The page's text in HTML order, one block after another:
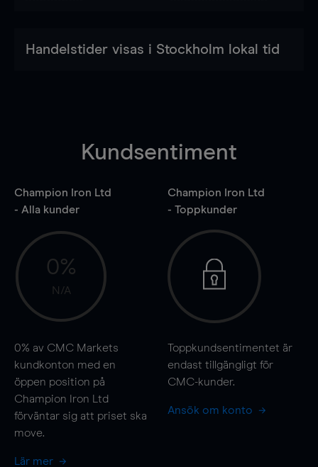
Handelstider visas i Stockholm lokal tid
Kundsentiment
Champion Iron Ltd
- Alla kunder
0%
N/A
0% av CMC Markets
kundkonton med en
öppen position på
Champion Iron Ltd
förväntar sig att priset ska
move.
Lär mer
Champion Iron Ltd
- Toppkunder
Toppkundsentimentet är
endast tillgängligt för
CMC-kunder.
Ansök om konto